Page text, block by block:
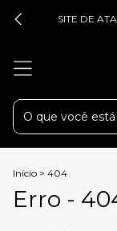
SITE DE
Início > 404
Erro -